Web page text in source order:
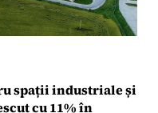
spații industriale și
cu 11% în